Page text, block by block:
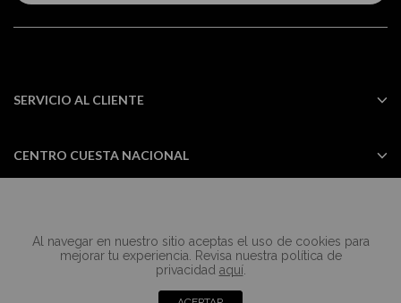
Al navegar en nuestro sitio aceptas el uso de cookies para
mejorar tu experiencia. Revisa nuestra política de
privacidad aquí.
informativo:
SERVICIO AL CLIENTE
CENTRO CUESTA NACIONAL
Todos los derechos reservados Casa
Cuesta ©2024